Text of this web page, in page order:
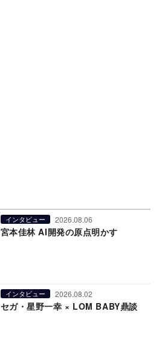
インタビュー 2026.08.06
宮本佳林 AI開発の原点明かす
インタビュー 2026.08.02
セガ・星野一幸 × LOM BABY鼎談